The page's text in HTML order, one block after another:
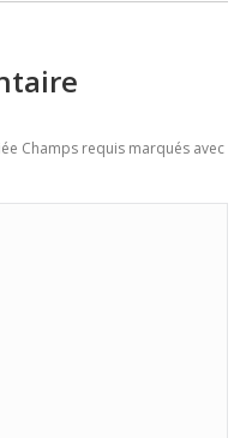
Champs requis marqués avec